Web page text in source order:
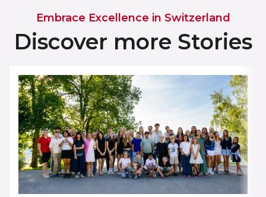
Embrace Excellence in Switzerland
Discover more Stories